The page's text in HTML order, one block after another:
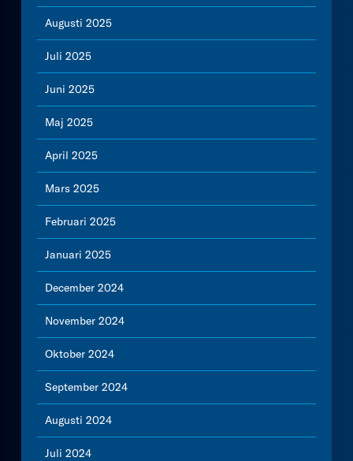
Augusti 2025
Juli 2025
Juni 2025
Maj 2025
April 2025
Mars 2025
Februari 2025
Januari 2025
December 2024
November 2024
Oktober 2024
September 2024
Augusti 2024
Juli 2024